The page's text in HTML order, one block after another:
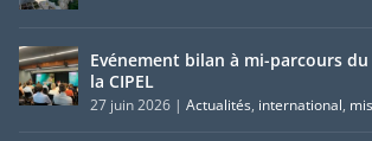
Evénement bilan à mi-parcours
la CIPEL
27 juin 2026| Actualités, international,